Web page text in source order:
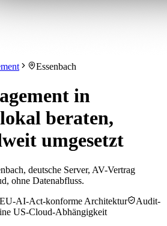
Essenbach
in
beraten,
umgesetzt
deutsche Server, AV-Vertrag
ohne Datenabfluss.
EU-AI-Act-konforme Architektur
Audit-
US-Cloud-Abhängigkeit